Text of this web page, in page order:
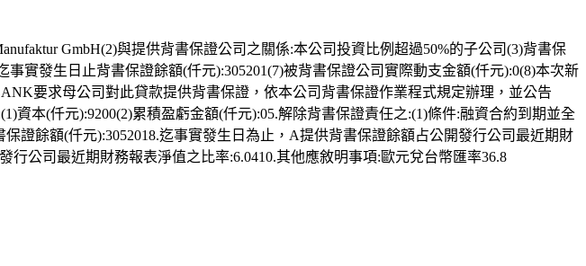
GmbH(2)與提供背書保證公司之關係:本公司投資比例超過50%的子公司(3)背書保
實發生日止背書保證餘額(仟元):305201(7)被背書保證公司實際動支金額(仟元):0(8)本次新
要求母公司對此貸款提供背書保證，依本公司背書保證作業程式規定辦理，並公告
資本(仟元):9200(2)累積盈虧金額(仟元):05.解除背書保證責任之:(1)條件:融資合約到期並全
證餘額(仟元):3052018.迄事實發生日為止，A提供背書保證餘額占公開發行公司最近期財
公司最近期財務報表淨值之比率:6.0410.其他應敘明事項:歐元兌台幣匯率36.8